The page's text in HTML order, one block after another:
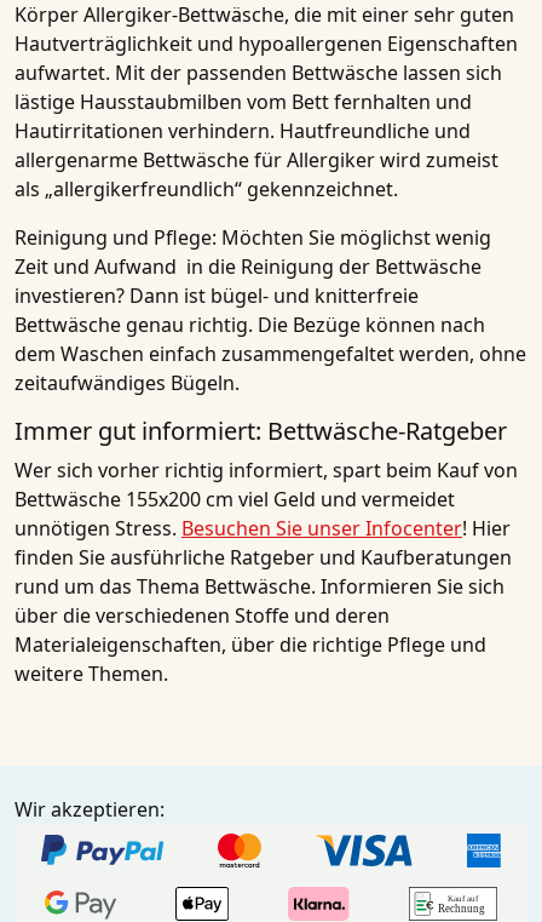
Körper Allergiker-Bettwäsche, die mit einer sehr guten
Hautverträglichkeit und hypoallergenen Eigenschaften
aufwartet. Mit der passenden Bettwäsche lassen sich
lästige Hausstaubmilben vom Bett fernhalten und
Hautirritationen verhindern. Hautfreundliche und
allergenarme Bettwäsche für Allergiker wird zumeist
als „allergikerfreundlich“ gekennzeichnet.
Reinigung und Pflege: Möchten Sie möglichst wenig
Zeit und Aufwand in die Reinigung der Bettwäsche
investieren? Dann ist bügel- und knitterfreie
Bettwäsche genau richtig. Die Bezüge können nach
dem Waschen einfach zusammengefaltet werden, ohne
zeitaufwändiges Bügeln.
Immer gut informiert: Bettwäsche-Ratgeber
Wer sich vorher richtig informiert, spart beim Kauf von
Bettwäsche 155x200 cm viel Geld und vermeidet
unnötigen Stress. Besuchen Sie unser Infocenter! Hier
finden Sie ausführliche Ratgeber und Kaufberatungen
rund um das Thema Bettwäsche. Informieren Sie sich
über die verschiedenen Stoffe und deren
Materialeigenschaften, über die richtige Pflege und
weitere Themen.
Wir akzeptieren: